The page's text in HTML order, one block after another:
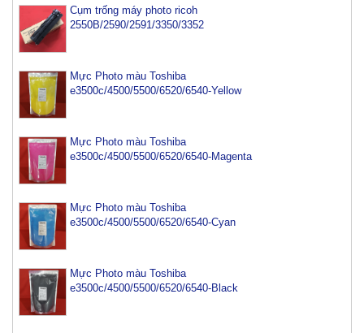
Cụm trống máy photo ricoh
2550B/2590/2591/3350/3352
Mực Photo màu Toshiba
e3500c/4500/5500/6520/6540-Yellow
Mực Photo màu Toshiba
e3500c/4500/5500/6520/6540-Magenta
Mực Photo màu Toshiba
e3500c/4500/5500/6520/6540-Cyan
Mực Photo màu Toshiba
e3500c/4500/5500/6520/6540-Black
Mực máy photo ricoh MP 2554/ 3054/ 3554/ 3054SP/